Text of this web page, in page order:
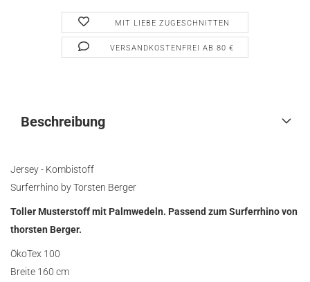
MIT LIEBE ZUGESCHNITTEN
VERSANDKOSTENFREI AB 80 €
Beschreibung
Jersey - Kombistoff
Surferrhino by Torsten Berger
Toller Musterstoff mit Palmwedeln. Passend zum Surferrhino von
thorsten Berger.
ÖkoTex 100
Breite 160 cm